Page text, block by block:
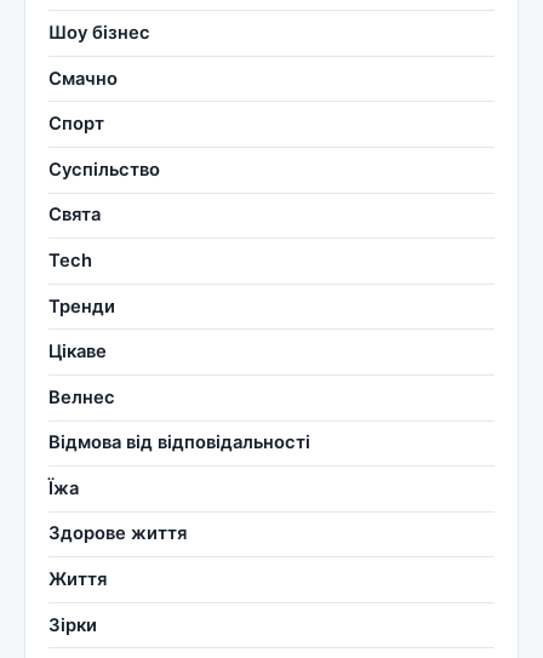
Шоу бізнес
Смачно
Спорт
Суспільство
Свята
Tech
Тренди
Цікаве
Велнес
Відмова від відповідальності
Їжа
Здорове життя
Життя
Зірки